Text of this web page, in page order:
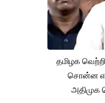
தமிழக
சொன்ன
அதிமுக